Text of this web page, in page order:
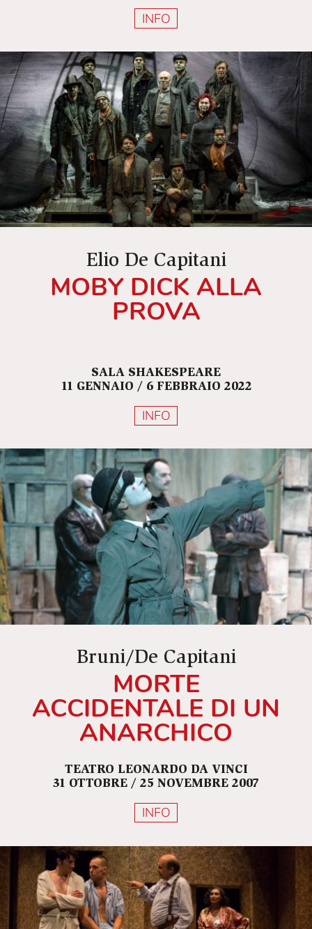
INFO
Elio De Capitani
MOBY DICK ALLA
PROVA
SALA SHAKESPEARE
11 GENNAIO / 6 FEBBRAIO 2022
INFO
Bruni/De Capitani
MORTE
ACCIDENTALE DI UN
ANARCHICO
TEATRO LEONARDO DA VINCI
31 OTTOBRE / 25 NOVEMBRE 2007
INFO